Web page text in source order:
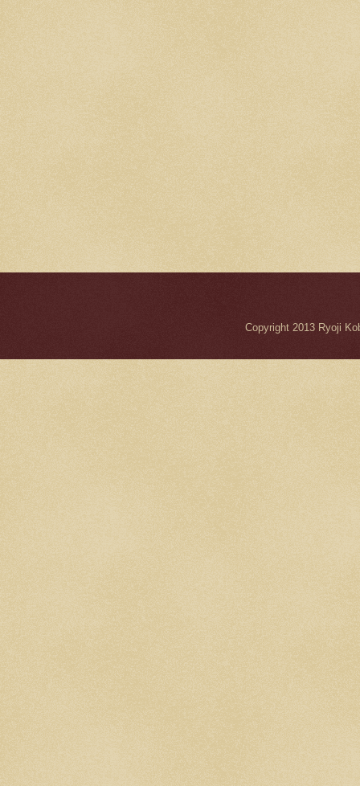
Copyright 2013 Ryoji